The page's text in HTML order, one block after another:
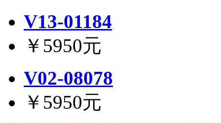
V13-01184
￥5950元
V02-08078
￥5950元